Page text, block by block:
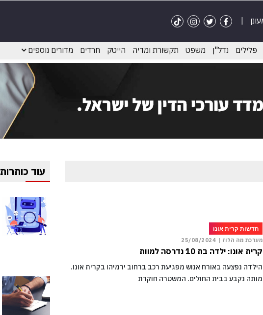
פלילים נדל"ן משפט תקשורת ומדיה הייטק חרדים מדורים נוספים
חדשות קרית אונו
מערכת מה הלוז | 25/08/2024
קרית אונו: ילדה בת 10 נדרסה למוות
הילדה נפצעה באורח אנוש מפגיעת רכב ברחוב ירמיהו בקרית אונו.
מותה נקבע בבית החולים. המשטרה חוקרת
עוד כותרות